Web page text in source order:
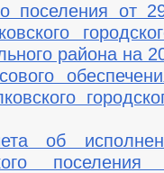
поселения от
района на
об
поселения